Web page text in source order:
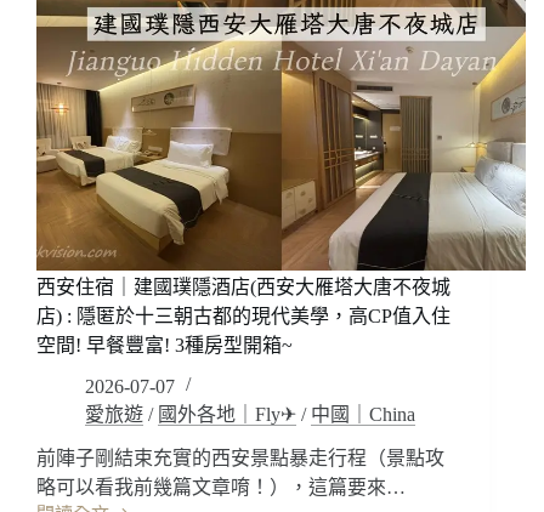
~
問
題
的
啦!
樓
差
市
地
鐵
站
店)
大
唐
不
夜
到
鐘
西安住宿｜建國璞隱酒店(西安大雁塔大唐不夜城
店) : 隱匿於十三朝古都的現代美學，高CP值入住
空間! 早餐豐富! 3種房型開箱~
2026-07-07
愛旅遊 / 國外各地｜Fly✈ / 中國｜China
前陣子剛結束充實的西安景點暴走行程（景點攻
略可以看我前幾篇文章唷！），這篇要來…